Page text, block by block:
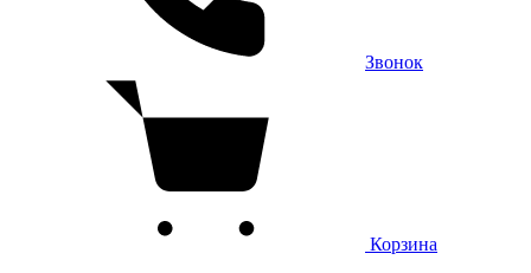
Звонок
Корзина